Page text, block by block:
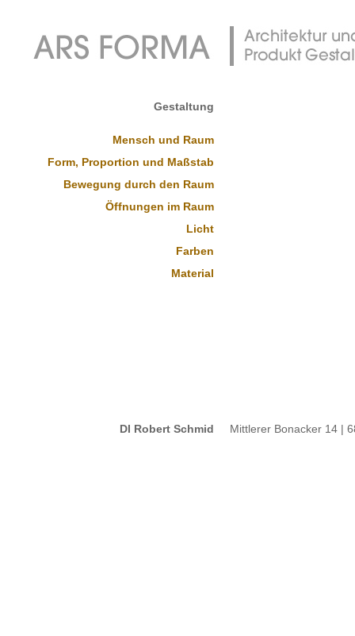
Gestaltung
Mensch und Raum
Form, Proportion und Maßstab
Bewegung durch den Raum
Öffnungen im Raum
Licht
Farben
Material
DI Robert Schmid Mittlerer Bonacker 14 |